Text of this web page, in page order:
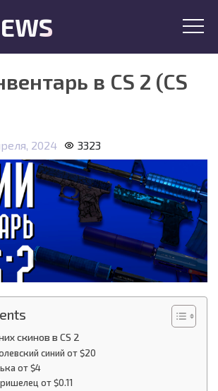
в CS 2 (CS
2024 3323
скинов в CS 2
синий от $20
от $4
от $0.11